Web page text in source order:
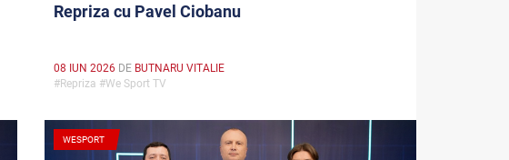
Repriza cu Pavel Ciobanu
08 IUN 2026 DE BUTNARU VITALIE
#Repriza #We Sport TV
WESPORT